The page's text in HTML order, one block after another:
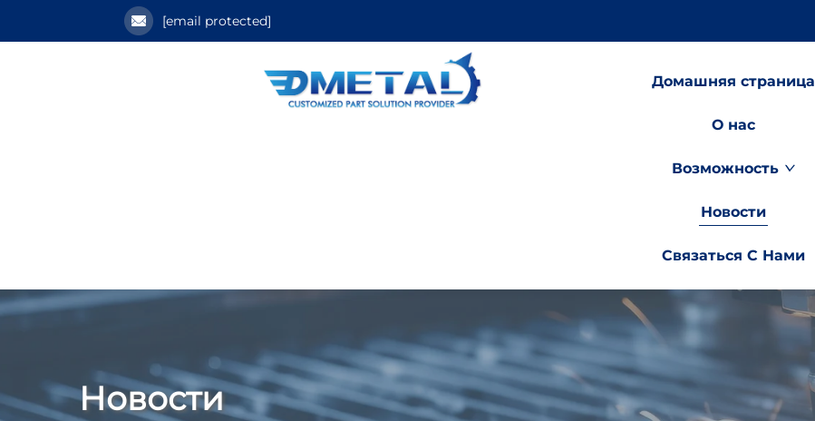
[email protected]
Домашняя страница
О нас
Возможность
Новости
Связаться С Нами
Новости